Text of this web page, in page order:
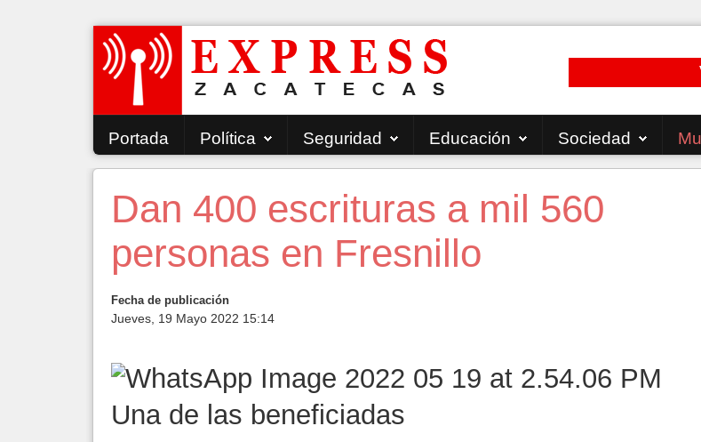
Portada Política Seguridad Educación Sociedad
Dan 400 escrituras a mil 560
personas en Fresnillo
Fecha de publicación
Jueves, 19 Mayo 2022 15:14
Una de las beneficiadas